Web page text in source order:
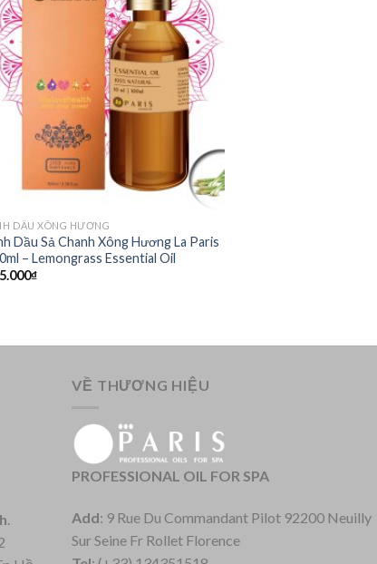
DẦU XÔNG HƯƠNG
Dầu Sả Chanh Xông Hương La Paris
– Lemongrass Essential Oil
₫
VỀ THƯƠNG HIỆU
PROFESSIONAL OIL FOR SPA
Add: 9 Rue Du Commandant Pilot 92200 Neuilly
Sur Seine Fr Rollet Florence